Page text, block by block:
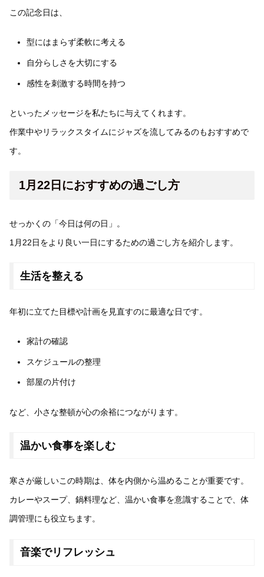
この記念日は、
型にはまらず柔軟に考える
自分らしさを大切にする
感性を刺激する時間を持つ
といったメッセージを私たちに与えてくれます。
作業中やリラックスタイムにジャズを流してみるのもおすすめで
す。
1月22日におすすめの過ごし方
せっかくの「今日は何の日」。
1月22日をより良い一日にするための過ごし方を紹介します。
生活を整える
年初に立てた目標や計画を見直すのに最適な日です。
家計の確認
スケジュールの整理
部屋の片付け
など、小さな整頓が心の余裕につながります。
温かい食事を楽しむ
寒さが厳しいこの時期は、体を内側から温めることが重要です。
カレーやスープ、鍋料理など、温かい食事を意識することで、体
調管理にも役立ちます。
音楽でリフレッシュ